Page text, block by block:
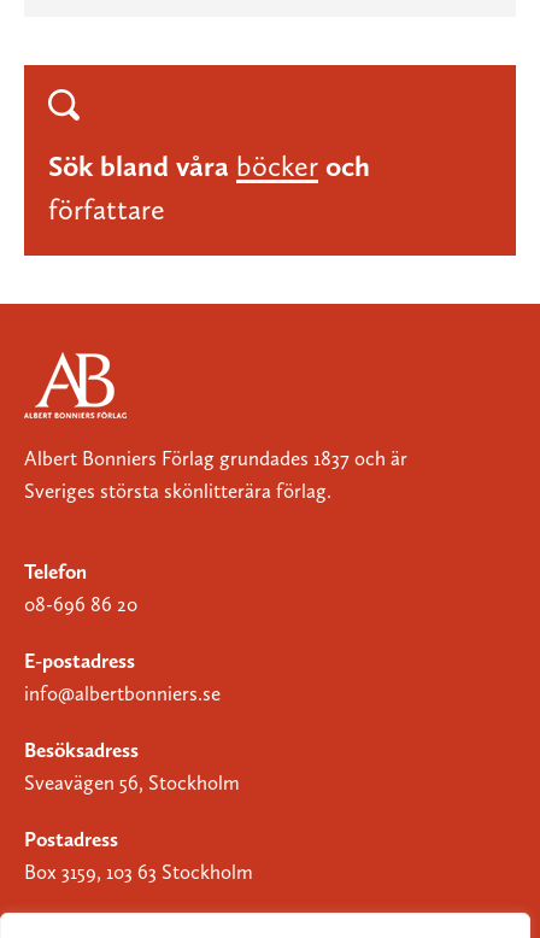
Sök bland våra böcker och
författare
Albert Bonniers Förlag grundades 1837 och är
Sveriges största skönlitterära förlag.
Telefon
08-696 86 20
E-postadress
info@albertbonniers.se
Besöksadress
Sveavägen 56, Stockholm
Postadress
Box 3159, 103 63 Stockholm